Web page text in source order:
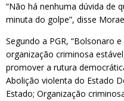
“Não há nenhuma dúvida de
minuta do golpe”, disse
Segundo a PGR, “Bolsonaro
organização criminosa
promover a rutura
Abolição violenta do Estado
Estado; Organização